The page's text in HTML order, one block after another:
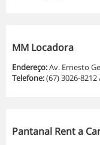
MM Locadora
Endereço:Av. Ernesto
Telefone:(67) 3026-
Pantanal Rent a